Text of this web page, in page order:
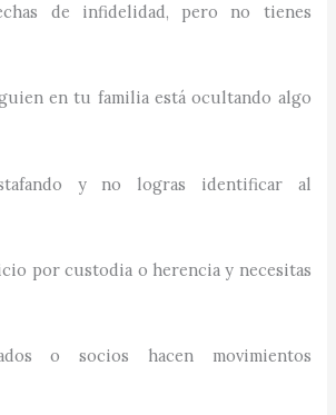
de infidelidad, pero no tienes
en tu familia está ocultando algo
y no logras identificar al
por custodia o herencia y necesitas
o socios hacen movimientos